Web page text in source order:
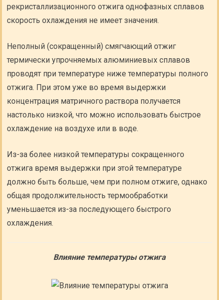
рекристаллизационного отжига однофазных сплавов
скорость охлаждения не имеет значения.
Неполный (сокращенный) смягчающий отжиг
термически упрочняемых алюминиевых сплавов
проводят при температуре ниже температуры полного
отжига. При этом уже во время выдержки
концентрация матричного раствора получается
настолько низкой, что можно использовать быстрое
охлаждение на воздухе или в воде.
Из-за более низкой температуры сокращенного
отжига время выдержки при этой температуре
должно быть больше, чем при полном отжиге, однако
общая продолжительность термообработки
уменьшается из-за последующего быстрого
охлаждения.
Влияние температуры отжига